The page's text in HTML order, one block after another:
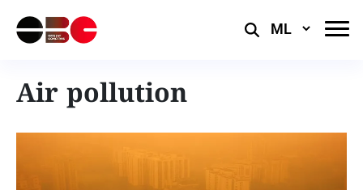
Select
Air pollution